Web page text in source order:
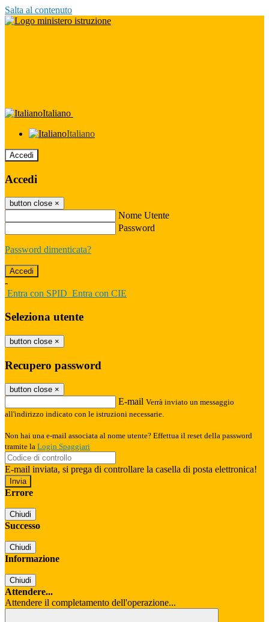
Salta al contenuto
Italiano
Italiano
Accedi
Accedi
button close ×
Nome Utente
Password
Password dimenticata?
-
Entra con SPID Entra con CIE
Seleziona utente
button close ×
Recupero password
button close ×
E-mail Verrà inviato un messaggio
all'indirizzo indicato con le istruzioni necessarie.
Non hai una e-mail associata al nome utente? Effettua il reset della password
tramite la Login Spaggiari
E-mail inviata, si prega di controllare la casella di posta elettronica!
Errore
Chiudi
Successo
Chiudi
Informazione
Chiudi
Attendere...
Attendere il completamento dell'operazione...